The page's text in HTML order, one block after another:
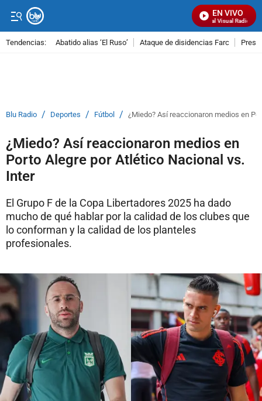
EN VIVO
Señal Visual Radio
Tendencias: Abatido alias ‘El Ruso’ Ataque de disidencias Farc
Blu Radio / Deportes / Fútbol / ¿Miedo? Así reaccionaron medios en
¿Miedo? Así reaccionaron medios en
Porto Alegre por Atlético Nacional vs.
Inter
El Grupo F de la Copa Libertadores 2025 ha dado
mucho de qué hablar por la calidad de los clubes que
lo conforman y la calidad de los planteles
profesionales.